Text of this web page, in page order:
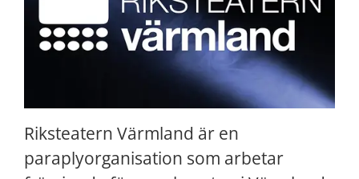
Riksteatern Värmland är en
paraplyorganisation som arbetar